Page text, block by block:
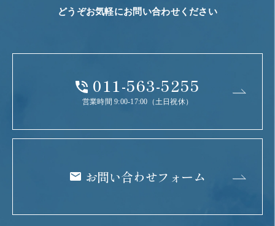
どうぞお気軽にお問い合わせください
011-563-5255
営業時間 9:00-17:00（土日祝休）
お問い合わせフォーム